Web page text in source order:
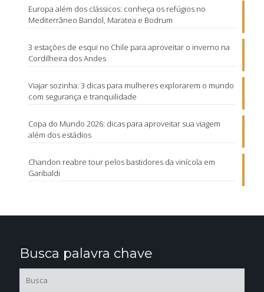
Europa além dos clássicos: conheça os refúgios no
Mediterrâneo Bandol, Maratea e Bodrum
3 estações de esqui no Chile para aproveitar o inverno na
Cordilheira dos Andes
Viajar sozinha: 3 dicas para mulheres explorarem o mundo
com segurança e tranquilidade
Copa do Mundo 2026: dicas para aproveitar sua viagem
além dos estádios
Chandon reabre tour pelos bastidores da vinícola em
Garibaldi
Busca palavra chave